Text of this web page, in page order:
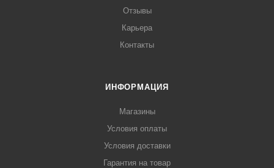
Отзывы
Карьера
Контакты
ИНФОРМАЦИЯ
Магазины
Условия оплаты
Условия доставки
Гарантия на товар